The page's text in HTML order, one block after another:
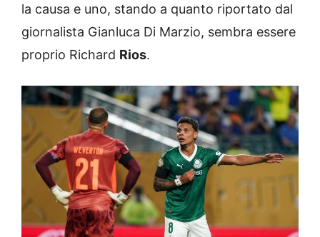
la causa e uno, stando a quanto riportato dal
giornalista Gianluca Di Marzio, sembra essere
proprio Richard Rios.